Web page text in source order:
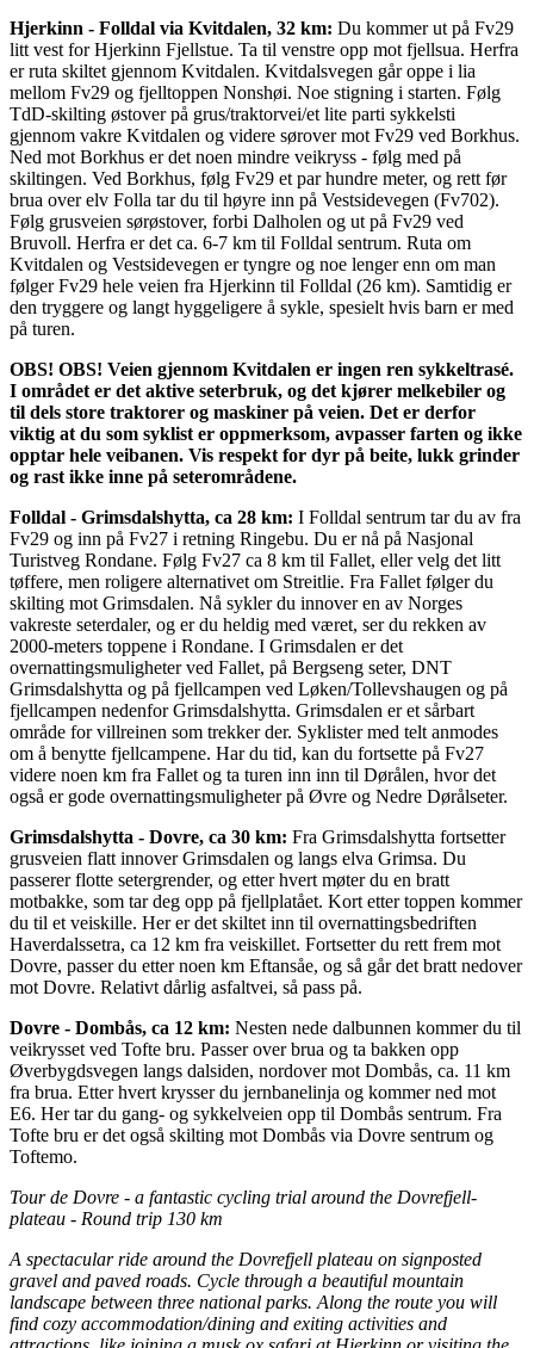
Hjerkinn - Folldal via Kvitdalen, 32 km: Du kommer ut på Fv29
litt vest for Hjerkinn Fjellstue. Ta til venstre opp mot fjellsua. Herfra
er ruta skiltet gjennom Kvitdalen. Kvitdalsvegen går oppe i lia
mellom Fv29 og fjelltoppen Nonshøi. Noe stigning i starten. Følg
TdD-skilting østover på grus/traktorvei/et lite parti sykkelsti
gjennom vakre Kvitdalen og videre sørover mot Fv29 ved Borkhus.
Ned mot Borkhus er det noen mindre veikryss - følg med på
skiltingen. Ved Borkhus, følg Fv29 et par hundre meter, og rett før
brua over elv Folla tar du til høyre inn på Vestsidevegen (Fv702).
Følg grusveien sørøstover, forbi Dalholen og ut på Fv29 ved
Bruvoll. Herfra er det ca. 6-7 km til Folldal sentrum. Ruta om
Kvitdalen og Vestsidevegen er tyngre og noe lenger enn om man
følger Fv29 hele veien fra Hjerkinn til Folldal (26 km). Samtidig er
den tryggere og langt hyggeligere å sykle, spesielt hvis barn er med
på turen.
OBS! OBS! Veien gjennom Kvitdalen er ingen ren sykkeltrasé.
I området er det aktive seterbruk, og det kjører melkebiler og
til dels store traktorer og maskiner på veien. Det er derfor
viktig at du som syklist er oppmerksom, avpasser farten og ikke
opptar hele veibanen. Vis respekt for dyr på beite, lukk grinder
og rast ikke inne på seterområdene.
Folldal - Grimsdalshytta, ca 28 km: I Folldal sentrum tar du av fra
Fv29 og inn på Fv27 i retning Ringebu. Du er nå på Nasjonal
Turistveg Rondane. Følg Fv27 ca 8 km til Fallet, eller velg det litt
tøffere, men roligere alternativet om Streitlie. Fra Fallet følger du
skilting mot Grimsdalen. Nå sykler du innover en av Norges
vakreste seterdaler, og er du heldig med været, ser du rekken av
2000-meters toppene i Rondane. I Grimsdalen er det
overnattingsmuligheter ved Fallet, på Bergseng seter, DNT
Grimsdalshytta og på fjellcampen ved Løken/Tollevshaugen og på
fjellcampen nedenfor Grimsdalshytta. Grimsdalen er et sårbart
område for villreinen som trekker der. Syklister med telt anmodes
om å benytte fjellcampene. Har du tid, kan du fortsette på Fv27
videre noen km fra Fallet og ta turen inn inn til Dørålen, hvor det
også er gode overnattingsmuligheter på Øvre og Nedre Dørålseter.
Grimsdalshytta - Dovre, ca 30 km: Fra Grimsdalshytta fortsetter
grusveien flatt innover Grimsdalen og langs elva Grimsa. Du
passerer flotte setergrender, og etter hvert møter du en bratt
motbakke, som tar deg opp på fjellplatået. Kort etter toppen kommer
du til et veiskille. Her er det skiltet inn til overnattingsbedriften
Haverdalssetra, ca 12 km fra veiskillet. Fortsetter du rett frem mot
Dovre, passer du etter noen km Eftansåe, og så går det bratt nedover
mot Dovre. Relativt dårlig asfaltvei, så pass på.
Dovre - Dombås, ca 12 km: Nesten nede dalbunnen kommer du til
veikrysset ved Tofte bru. Passer over brua og ta bakken opp
Øverbygdsvegen langs dalsiden, nordover mot Dombås, ca. 11 km
fra brua. Etter hvert krysser du jernbanelinja og kommer ned mot
E6. Her tar du gang- og sykkelveien opp til Dombås sentrum. Fra
Tofte bru er det også skilting mot Dombås via Dovre sentrum og
Toftemo.
Tour de Dovre - a fantastic cycling trial around the Dovrefjell-
plateau - Round trip 130 km
A spectacular ride around the Dovrefjell plateau on signposted
gravel and paved roads. Cycle through a beautiful mountain
landscape between three national parks. Along the route you will
find cozy accommodation/dining and exiting activities and